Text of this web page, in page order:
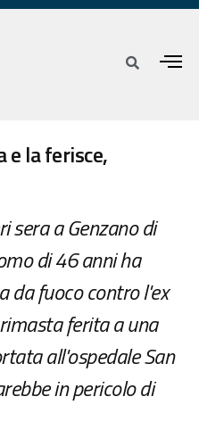
e la ferisce,
sera a Genzano di
di 46 anni ha
da fuoco contro l'ex
ferita a una
all'ospedale San
in pericolo di